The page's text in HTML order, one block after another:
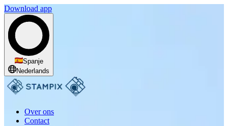
Download app
Spanje
Nederlands
Over ons
Contact